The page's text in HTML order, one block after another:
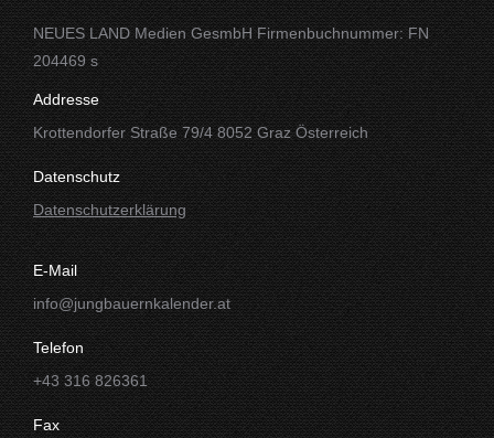
NEUES LAND Medien GesmbH Firmenbuchnummer: FN
204469 s
Addresse
Krottendorfer Straße 79/4 8052 Graz Österreich
Datenschutz
Datenschutzerklärung
E-Mail
info@jungbauernkalender.at
Telefon
+43 316 826361
Fax